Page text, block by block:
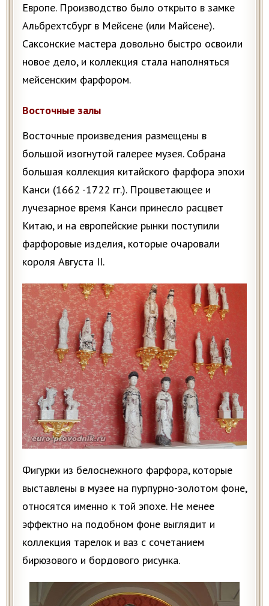
Европе. Производство было открыто в замке
Альбрехтсбург в Мейсене (или Майсене).
Саксонские мастера довольно быстро освоили
новое дело, и коллекция стала наполняться
мейсенским фарфором.
Восточные залы
Восточные произведения размещены в
большой изогнутой галерее музея. Собрана
большая коллекция китайского фарфора эпохи
Канси (1662 -1722 гг.). Процветающее и
лучезарное время Канси принесло расцвет
Китаю, и на европейские рынки поступили
фарфоровые изделия, которые очаровали
короля Августа II.
Фигурки из белоснежного фарфора, которые
выставлены в музее на пурпурно-золотом фоне,
относятся именно к той эпохе. Не менее
эффектно на подобном фоне выглядит и
коллекция тарелок и ваз с сочетанием
бирюзового и бордового рисунка.